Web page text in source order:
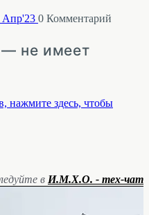
Апр'23 0 Комментарий
не имеет
нажмите здесь, чтобы
в И.М.Х.О. - тех-чат